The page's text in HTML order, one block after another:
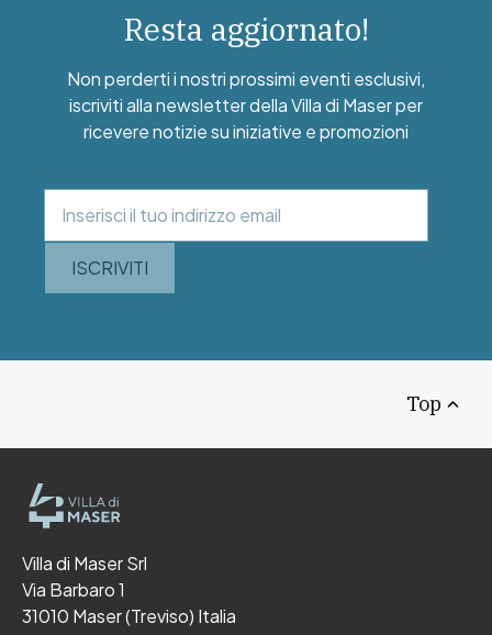
Resta aggiornato!
Non perderti i nostri prossimi eventi esclusivi,
iscriviti alla newsletter della Villa di Maser per
ricevere notizie su iniziative e promozioni
ISCRIVITI
Top
Villa di Maser Srl
Via Barbaro 1
31010 Maser (Treviso) Italia